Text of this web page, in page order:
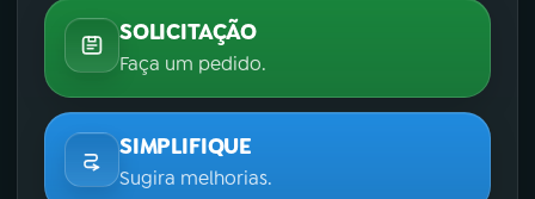
SOLICITAÇÃO
Faça um pedido.
SIMPLIFIQUE
Sugira melhorias.